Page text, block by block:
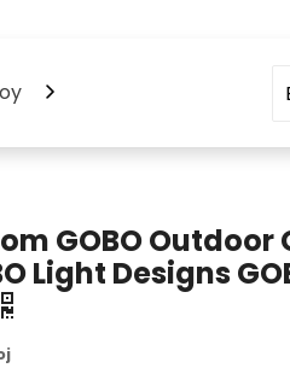
GOBO Outdoor
Light Designs